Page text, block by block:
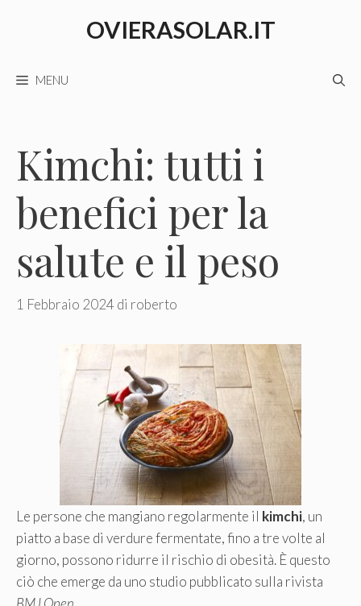
OVIERASOLAR.IT
MENU
Kimchi: tutti i
benefici per la
salute e il peso
1 Febbraio 2024 di roberto
Le persone che mangiano regolarmente il kimchi, un
piatto a base di verdure fermentate, fino a tre volte al
giorno, possono ridurre il rischio di obesità. È questo
ciò che emerge da uno studio pubblicato sulla rivista